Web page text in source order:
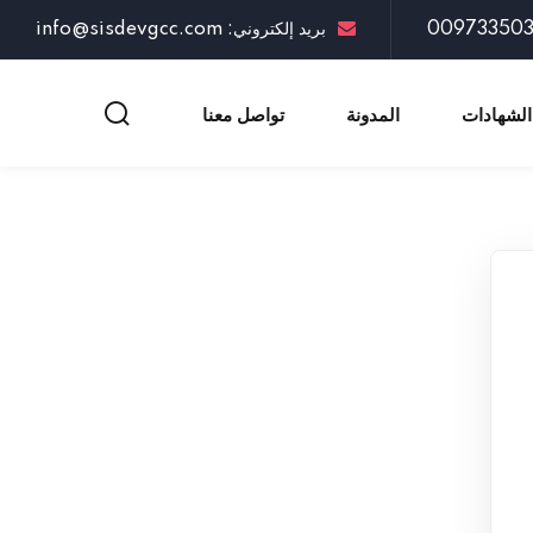
بريد إلكتروني: info@sisdevgcc.com
الشهادات المدونة تواصل معنا